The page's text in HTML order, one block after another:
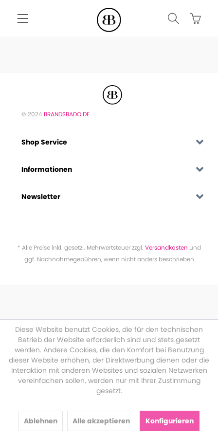
© 2024 BRANDSBADO.DE
Shop Service
Informationen
Newsletter
* Alle Preise inkl. gesetzl. Mehrwertsteuer zzgl. Versandkosten und
ggf. Nachnahmegebühren, wenn nicht anders beschrieben
Diese Website benutzt Cookies, die für den technischen
Betrieb der Website erforderlich sind und stets gesetzt
werden. Andere Cookies, die den Komfort bei Benutzung
dieser Website erhöhen, der Direktwerbung dienen oder die
Interaktion mit anderen Websites und sozialen Netzwerken
vereinfachen sollen, werden nur mit Ihrer Zustimmung
gesetzt.
Ablehnen Alle akzeptieren Konfigurieren